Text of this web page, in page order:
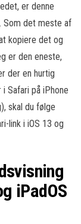
er denne
Som det meste af
kopiere det og
er den eneste,
der en hurtig
Safari på iPhone
skal du følge
link i iOS 13 og
iPadOS